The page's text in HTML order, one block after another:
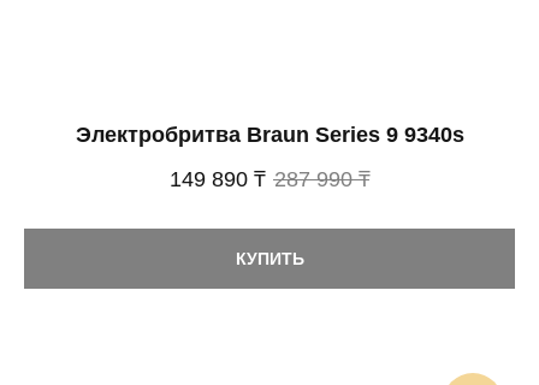
Электробритва Braun Series 9 9340s
149 890 ₸ 287 990 ₸
КУПИТЬ